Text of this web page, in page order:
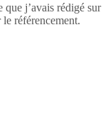
que j’avais rédigé sur
référencement.